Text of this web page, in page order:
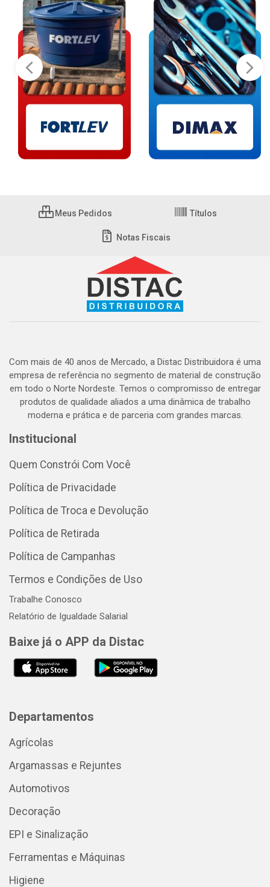
Meus Pedidos Títulos
Notas Fiscais
Com mais de 40 anos de Mercado, a Distac Distribuidora é uma
empresa de referência no segmento de material de construção
em todo o Norte Nordeste. Temos o compromisso de entregar
produtos de qualidade aliados a uma dinâmica de trabalho
moderna e prática e de parceria com grandes marcas.
Institucional
Quem Constrói Com Você
Política de Privacidade
Política de Troca e Devolução
Política de Retirada
Política de Campanhas
Termos e Condições de Uso
Trabalhe Conosco
Relatório de Igualdade Salarial
Baixe já o APP da Distac
Departamentos
Agrícolas
Argamassas e Rejuntes
Automotivos
Decoração
EPI e Sinalização
Ferramentas e Máquinas
Higiene